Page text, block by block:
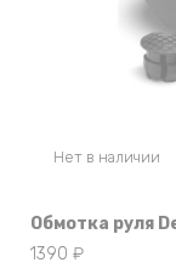
Нет в наличии
Обмотка руля
1390 ₽